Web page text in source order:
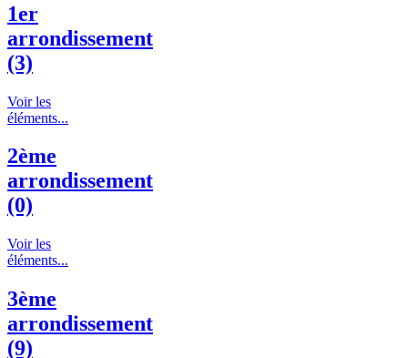
1er
arrondissement
(3)
Voir les
éléments...
2ème
arrondissement
(0)
Voir les
éléments...
3ème
arrondissement
(9)